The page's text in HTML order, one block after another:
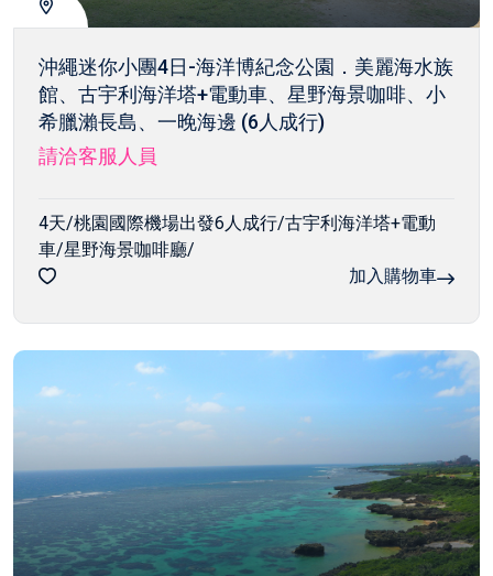
沖繩迷你小團4日-海洋博紀念公園．美麗海水族
館、古宇利海洋塔+電動車、星野海景咖啡、小
希臘瀨長島、一晚海邊 (6人成行)
請洽客服人員
4天/桃園國際機場出發6人成行/古宇利海洋塔+電動
車/星野海景咖啡廳/
加入購物車